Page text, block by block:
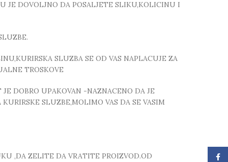
JE DOVOLJNO DA POSALJETE SLIKU,KOLICINU I
SLUZBA SE OD VAS NAPLACUJE ZA
TROSKOVE
DOBRO UPAKOVAN -NAZNACENO DA JE
SLUZBE,MOLIMO VAS DA SE VASIM
,DA ZELITE DA VRATITE PROIZVOD.OD